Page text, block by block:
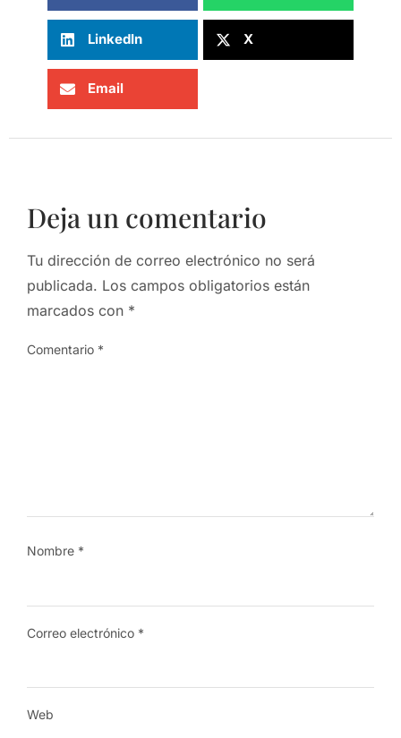
LinkedIn X
Email
Deja un comentario
Tu dirección de correo electrónico no será
publicada. Los campos obligatorios están
marcados con *
Comentario *
Nombre *
Correo electrónico *
Web